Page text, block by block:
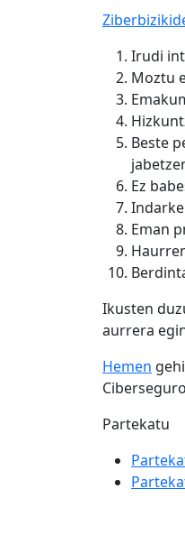
Irudi
Moztu
Beste
Ez
Eman
Ikusten
aurrera
Hemen
Partekatu